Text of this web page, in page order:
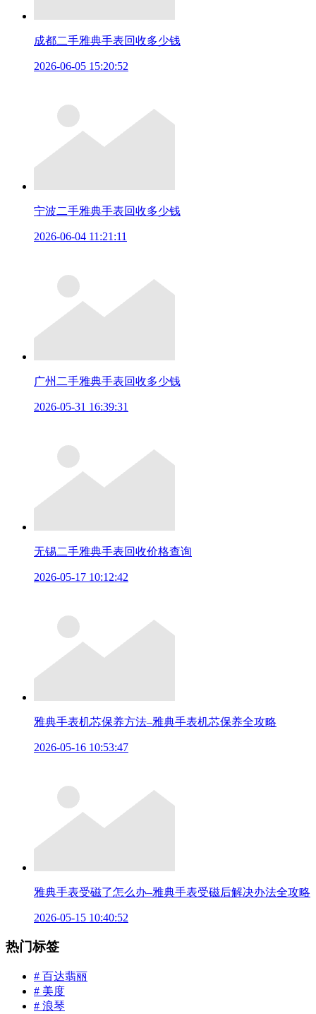
成都二手雅典手表回收多少钱
2026-06-05 15:20:52
宁波二手雅典手表回收多少钱
2026-06-04 11:21:11
广州二手雅典手表回收多少钱
2026-05-31 16:39:31
无锡二手雅典手表回收价格查询
2026-05-17 10:12:42
雅典手表机芯保养方法–雅典手表机芯保养全攻略
2026-05-16 10:53:47
雅典手表受磁了怎么办–雅典手表受磁后解决办法全攻略
2026-05-15 10:40:52
热门标签
# 百达翡丽
# 美度
# 浪琴